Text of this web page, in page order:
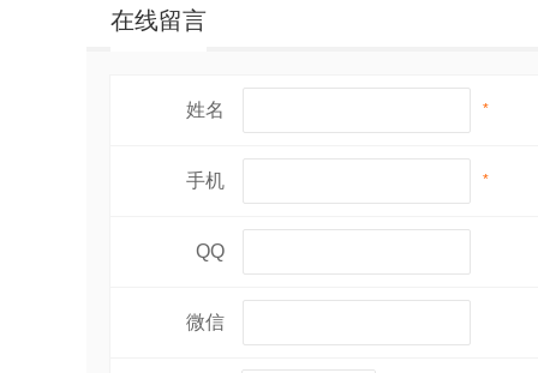
在线留言
姓名 *
手机 *
QQ
微信